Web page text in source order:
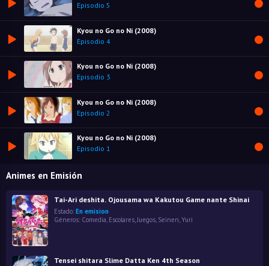
Episodio 5
Kyou no Go no Ni (2008)
Episodio 4
Kyou no Go no Ni (2008)
Episodio 3
Kyou no Go no Ni (2008)
Episodio 2
Kyou no Go no Ni (2008)
Episodio 1
Animes en Emisión
Tai-Ari deshita. Ojousama wa Kakutou Game nante Shinai
Estado: En emision
Géneros: Comedia, Escolares,Juegos, Seinen,Yuri
Tensei shitara Slime Datta Ken 4th Season